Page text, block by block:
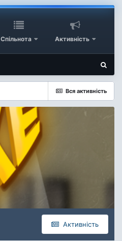
Спільнота Активність
Вся активність
Активність